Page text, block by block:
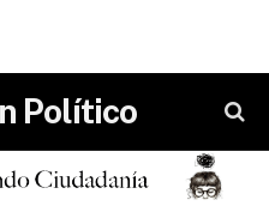
Político